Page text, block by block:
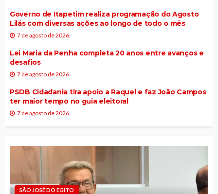
Governo de Itapetim realiza programação do Agosto
Lilás com diversas ações ao longo de todo o mês
7 de agosto de 2026
Lei Maria da Penha completa 20 anos entre avanços e
desafios
7 de agosto de 2026
PSDB Cidadania tira apoio a Raquel e faz João Campos
ter maior tempo no guia eleitoral
7 de agosto de 2026
SÃO JOSÉ DO EGITO